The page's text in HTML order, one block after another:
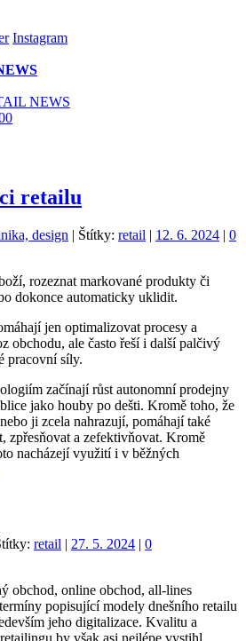
Instagram
NEWS
retailu
design | Štítky: retail | 12. 6. 2024 | 0
rozeznat markované produkty či
dokonce automaticky uklidit.
jen optimalizovat procesy a
obchodu, ale často řeší i další palčivý
pracovní síly.
začínají růst autonomní prodejny
jako houby po dešti. Kromě toho, že
ji zcela nahrazují, pomáhají také
zpřesňovat a zefektivňovat. Kromě
nacházejí využití i v běžných
retail | 27. 5. 2024 | 0
obchod, online obchod, all-lines
popisující modely dnešního retailu
jeho digitalizace. Kvalitu a